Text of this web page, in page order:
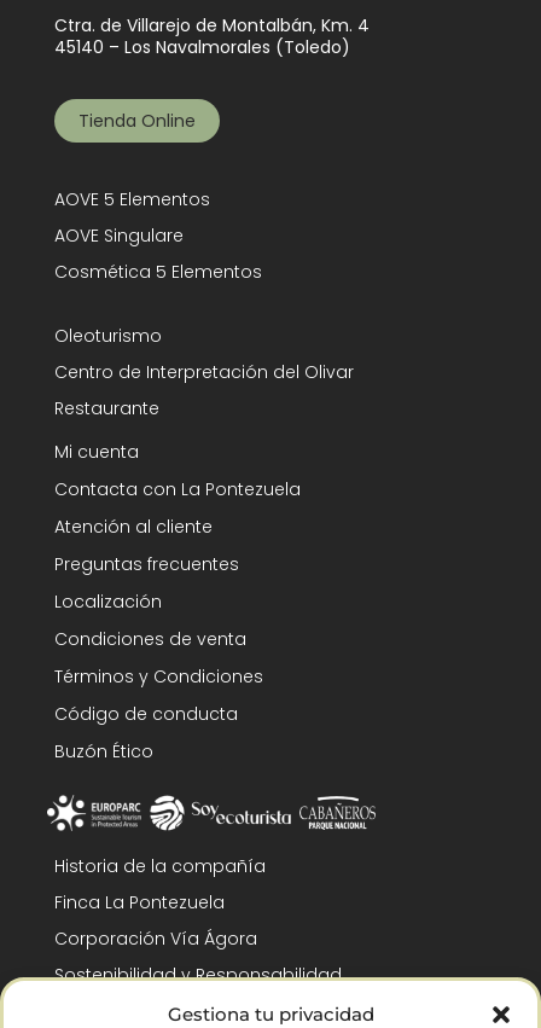
Gestiona tu privacidad
Ctra. de Villarejo de Montalbán, Km. 4
45140 – Los Navalmorales (Toledo)
Tienda Online
AOVE 5 Elementos
AOVE Singulare
Cosmética 5 Elementos
Oleoturismo
Centro de Interpretación del Olivar
Restaurante
Mi cuenta
Contacta con La Pontezuela
Atención al cliente
Preguntas frecuentes
Localización
Condiciones de venta
Términos y Condiciones
Código de conducta
Buzón Ético
Historia de la compañía
Finca La Pontezuela
Corporación Vía Ágora
Sostenibilidad y Responsabilidad
RSC y Fundación Gómez-Pintado